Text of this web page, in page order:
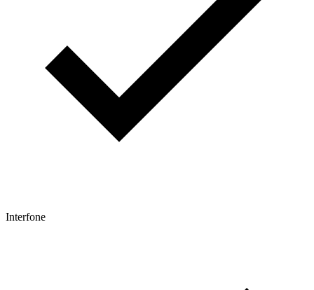
Interfone